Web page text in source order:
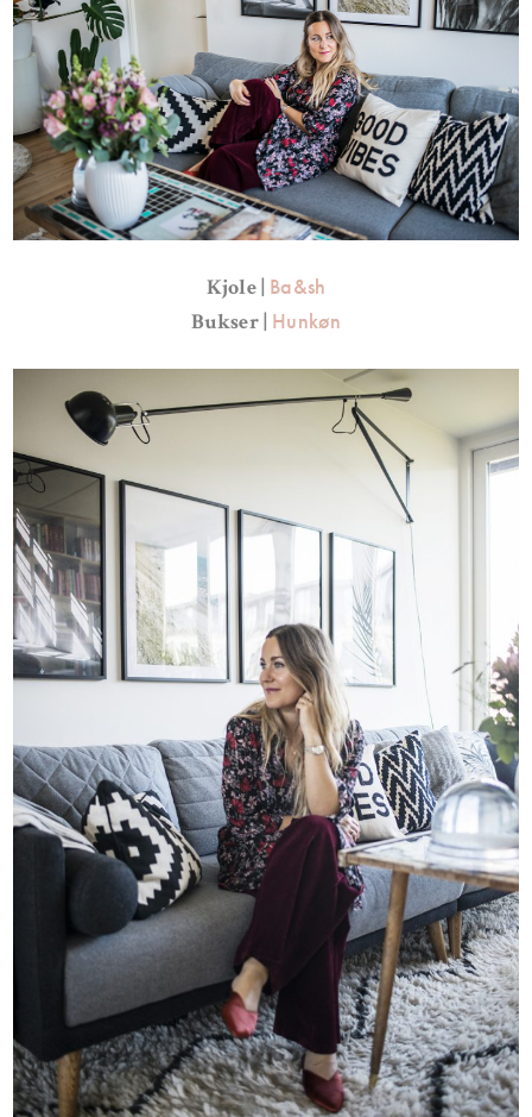
Kjole | Ba&sh
Bukser | Hunkøn